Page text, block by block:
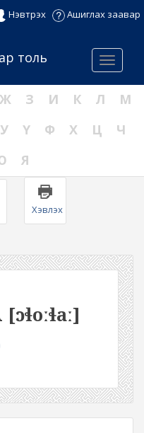
Нэвтрэх Ашиглах заавар
Menu
толь
Ж З И К Л
М
У Ү Ф Х Ц
Ч
Я
Хэвлэх
[ɔɬoːɬaː]